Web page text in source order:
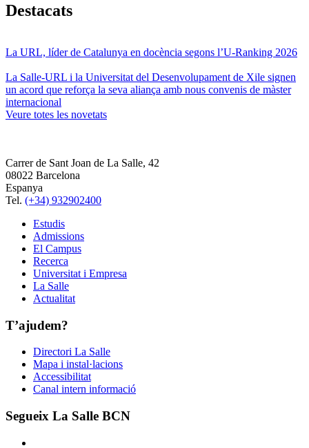
Destacats
La URL, líder de Catalunya en docència segons l’U-Ranking 2026
La Salle-URL i la Universitat del Desenvolupament de Xile signen
un acord que reforça la seva aliança amb nous convenis de màster
internacional
Veure totes les novetats
Carrer de Sant Joan de La Salle, 42
08022 Barcelona
Espanya
Tel. (+34) 932902400
Estudis
Admissions
El Campus
Recerca
Universitat i Empresa
La Salle
Actualitat
T’ajudem?
Directori La Salle
Mapa i instal·lacions
Accessibilitat
Canal intern informació
Segueix La Salle BCN